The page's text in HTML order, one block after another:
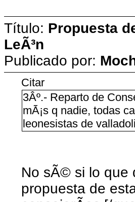
Título: Propuesta
LeÃ³n
Publicado por:
Citar
3Âº.- Reparto de
mÃ¡s q nadie, todas
leonesistas de
No sÃ© si lo que
propuesta de